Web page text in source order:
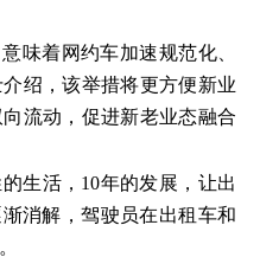
味着网约车加速规范化、
绍，该举措将更方便新业
流动，促进新老业态融合
生活，10年的发展，让出
消解，驾驶员在出租车和